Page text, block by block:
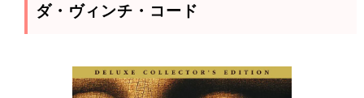
ダ・ヴィンチ・コード